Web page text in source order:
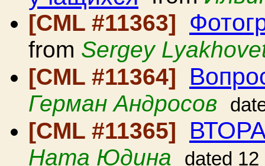
[CML #11363]
from Sergey
[CML #11364]
Герман Андросов
[CML #11365]
Ната Юдина dated